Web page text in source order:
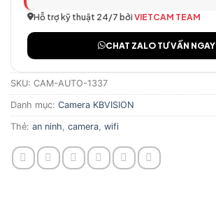
Hỗ trợ kỹ thuật 24/7 bởi VIETCAM TEAM
CHAT ZALO TƯ VẤN NGAY
SKU: CAM-AUTO-1337
Danh mục: Camera KBVISION
Thẻ: an ninh camera wifi